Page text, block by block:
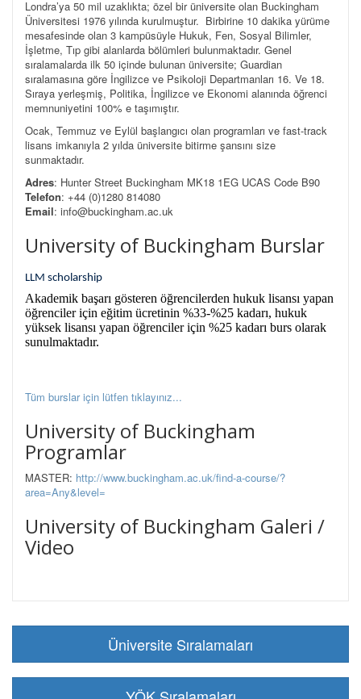
Londra’ya 50 mil uzaklıkta; özel bir üniversite olan Buckingham
Üniversitesi 1976 yılında kurulmuştur. Birbirine 10 dakika yürüme
mesafesinde olan 3 kampüsüyle Hukuk, Fen, Sosyal Bilimler,
İşletme, Tıp gibi alanlarda bölümleri bulunmaktadır. Genel
sıralamalarda ilk 50 içinde bulunan üniversite; Guardian
sıralamasına göre İngilizce ve Psikoloji Departmanları 16. Ve 18.
Sıraya yerleşmiş, Politika, İngilizce ve Ekonomi alanında öğrenci
memnuniyetini 100% e taşımıştır.
Ocak, Temmuz ve Eylül başlangıcı olan programları ve fast-track
lisans imkanıyla 2 yılda üniversite bitirme şansını size
sunmaktadır.
Adres: Hunter Street Buckingham MK18 1EG UCAS Code B90
Telefon: +44 (0)1280 814080
Email: info@buckingham.ac.uk
University of Buckingham Burslar
LLM scholarship
Akademik başarı gösteren öğrencilerden hukuk lisansı yapan
öğrenciler için eğitim ücretinin %33-%25 kadarı, hukuk
yüksek lisansı yapan öğrenciler için %25 kadarı burs olarak
sunulmaktadır.
Tüm burslar için lütfen tıklayınız...
University of Buckingham
Programlar
MASTER: http://www.buckingham.ac.uk/find-a-course/?
area=Any&level=
University of Buckingham Galeri /
Video
Üniversite Sıralamaları